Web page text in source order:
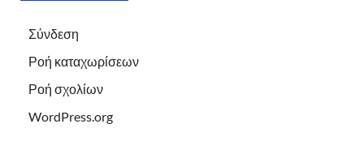
Σύνδεση
Ροή καταχωρίσεων
Ροή σχολίων
WordPress.org